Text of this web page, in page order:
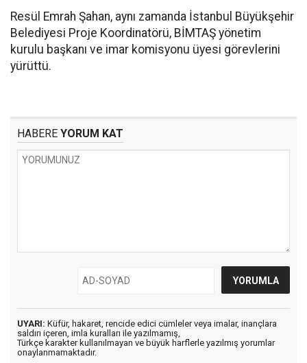
Resül Emrah Şahan, aynı zamanda İstanbul Büyükşehir
Belediyesi Proje Koordinatörü, BİMTAŞ yönetim
kurulu başkanı ve imar komisyonu üyesi görevlerini
yürüttü.
HABERE YORUM KAT
UYARI: Küfür, hakaret, rencide edici cümleler veya imalar, inançlara
saldırı içeren, imla kuralları ile yazılmamış,
Türkçe karakter kullanılmayan ve büyük harflerle yazılmış yorumlar
onaylanmamaktadır.